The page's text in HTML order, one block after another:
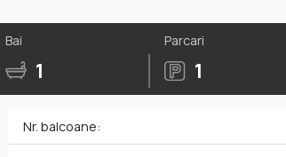
Bai
1
Parcari
1
Nr. balcoane: